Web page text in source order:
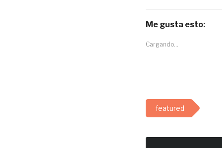
Me gusta esto:
Cargando...
featured